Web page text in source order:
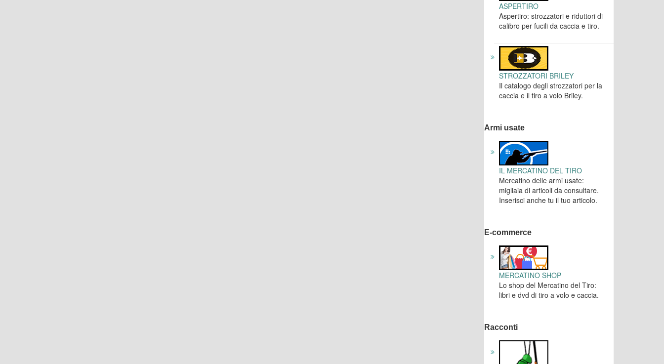
ASPERTIRO
Aspertiro: strozzatori e riduttori di
calibro per fucili da caccia e tiro.
STROZZATORI BRILEY
Il catalogo degli strozzatori per la
caccia e il tiro a volo Briley.
Armi usate
IL MERCATINO DEL TIRO
Mercatino delle armi usate:
migliaia di articoli da consultare.
Inserisci anche tu il tuo articolo.
E-commerce
MERCATINO SHOP
Lo shop del Mercatino del Tiro:
libri e dvd di tiro a volo e caccia.
Racconti